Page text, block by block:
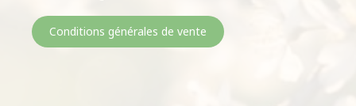
Conditions générales de vente